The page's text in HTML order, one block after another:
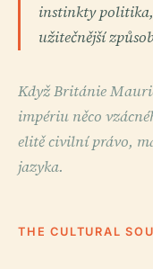
instinkty politika,
užitečnější
Když Británie
impériu něco
elitě civilní právo,
jazyka.
THE CULTURAL